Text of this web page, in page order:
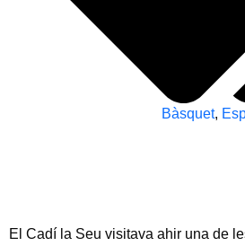
Bàsquet,
El Cadí la Seu visitava ahir una de